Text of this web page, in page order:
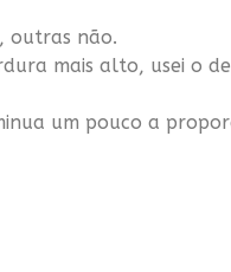
outras não.
mais alto, usei o
um pouco a